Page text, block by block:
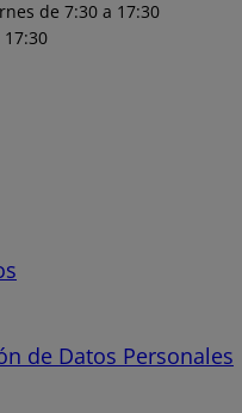
de 7:30 a 17:30
17:30
de Datos Personales